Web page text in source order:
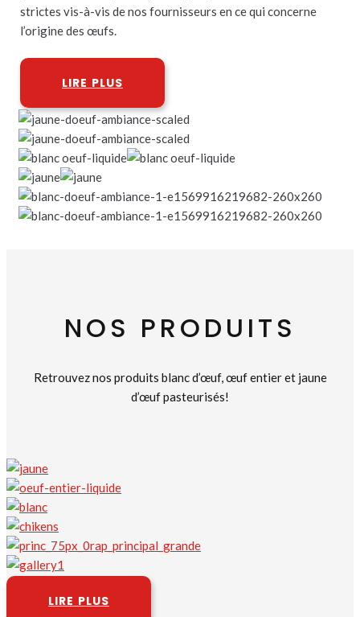
strictes vis-à-vis de nos fournisseurs en ce qui concerne
l’origine des œufs.
LIRE PLUS
NOS PRODUITS
Retrouvez nos produits blanc d’œuf, œuf entier et jaune
d’œuf pasteurisés!
LIRE PLUS